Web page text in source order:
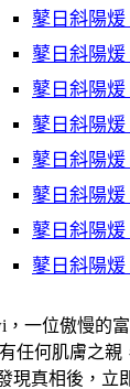
鼕日斜陽煖
鼕日斜陽煖
鼕日斜陽煖
鼕日斜陽煖
鼕日斜陽煖
鼕日斜陽煖
鼕日斜陽煖
鼕日斜陽煖
一位傲慢的富
任何肌膚之
現真相後，立